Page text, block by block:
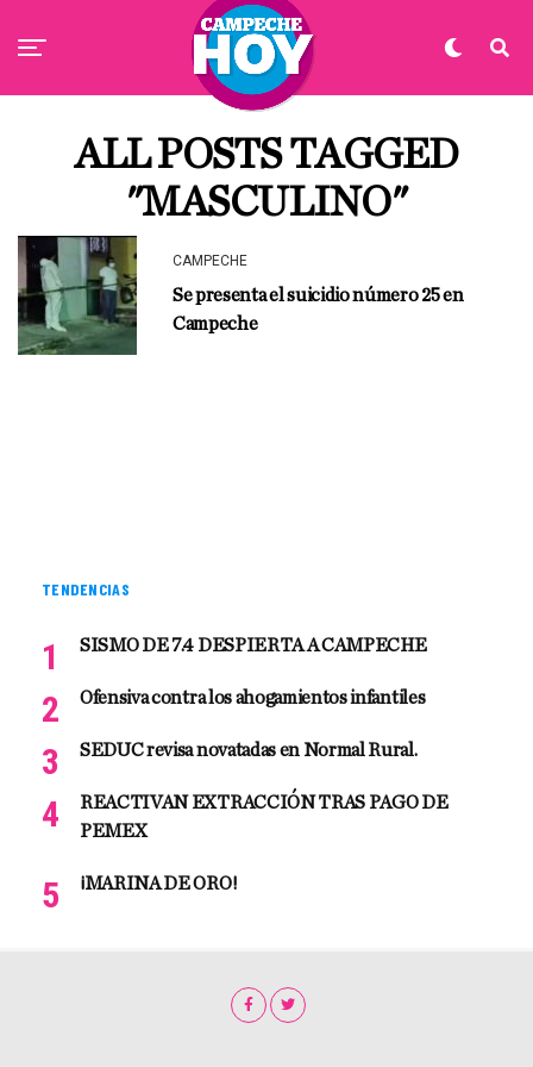
ALL POSTS TAGGED
"MASCULINO"
CAMPECHE
Se presenta el suicidio número 25 en
Campeche
TENDENCIAS
SISMO DE 7.4 DESPIERTA A CAMPECHE
Ofensiva contra los ahogamientos infantiles
SEDUC revisa novatadas en Normal Rural.
REACTIVAN EXTRACCIÓN TRAS PAGO DE
PEMEX
¡MARINA DE ORO!